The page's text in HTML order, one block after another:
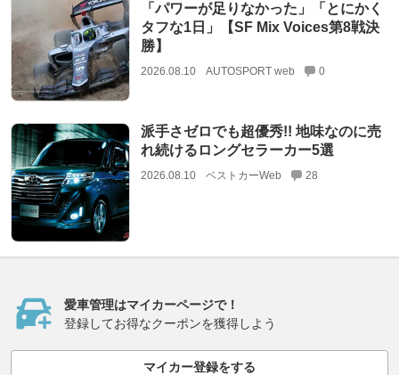
「パワーが足りなかった」「とにかく
タフな1日」【SF Mix Voices第8戦決
勝】
2026.08.10 AUTOSPORT web 0
派手さゼロでも超優秀!! 地味なのに売
れ続けるロングセラーカー5選
2026.08.10 ベストカーWeb 28
愛車管理はマイカーページで！
登録してお得なクーポンを獲得しよう
マイカー登録をする